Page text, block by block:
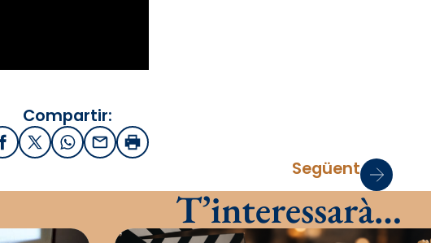
Compartir:
FacebookX / Twitter
WhatsApp
EmailImprimir
Següent
T’interessarà…